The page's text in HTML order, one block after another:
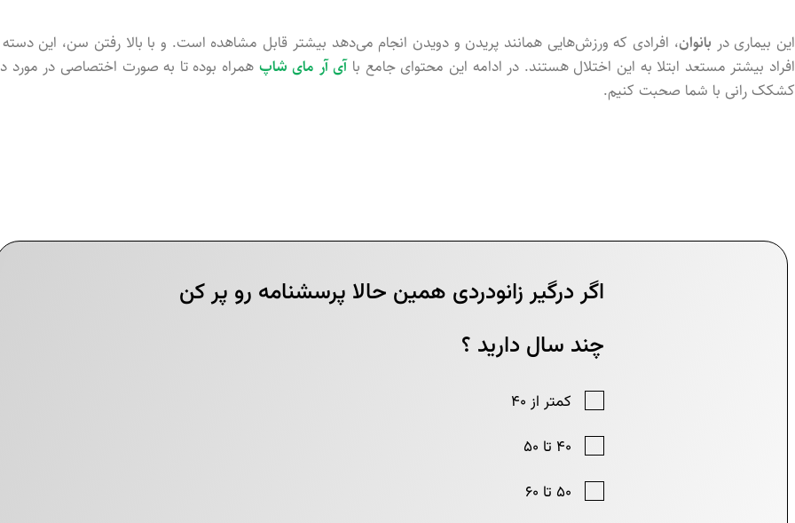
این بیماری در بانوان، افرادی که ورزش‌هایی همانند پریدن و دویدن انجام می‌دهد بیشتر قابل مشاهده است. و با بالا رفتن سن، این دسته
افراد بیشتر مستعد ابتلا به این اختلال هستند. در ادامه این محتوای جامع با آی آر مای شاپ همراه بوده تا به صورت اختصاصی در مورد
کشکک رانی با شما صحبت کنیم.